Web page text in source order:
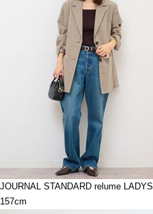
JOURNAL STANDARD relume LADYS
157cm